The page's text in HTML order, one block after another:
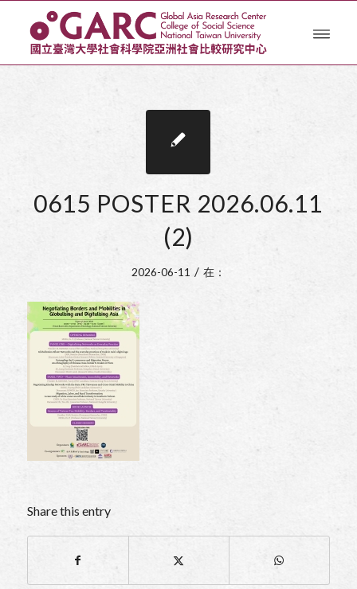
0615 POSTER 2026.06.11
(2)
2026-06-11 / 在：
Share this entry